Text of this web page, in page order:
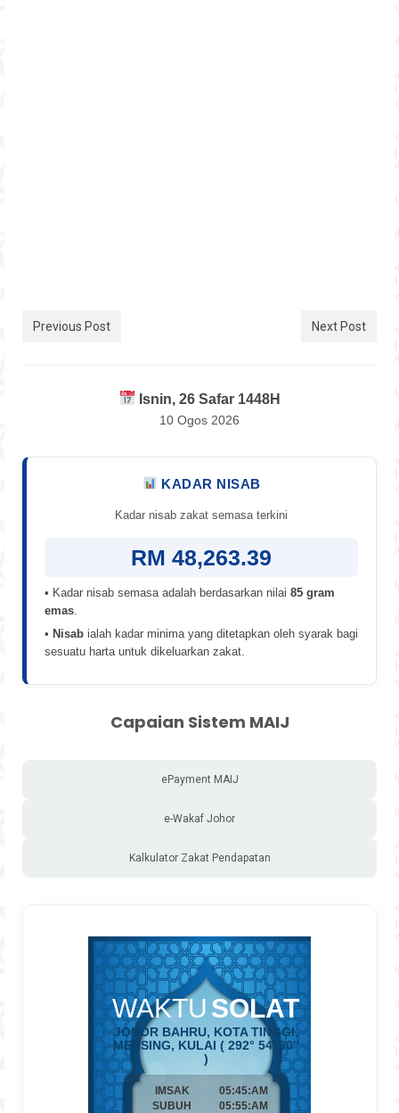
Previous Post Next Post
Isnin, 26 Safar 1448H
10 Ogos 2026
KADAR NISAB
Kadar nisab zakat semasa terkini
RM 48,263.39
• Kadar nisab semasa adalah berdasarkan nilai 85 gram
emas
• Nisab ialah kadar minima yang ditetapkan oleh syarak bagi
sesuatu harta untuk dikeluarkan zakat.
Capaian Sistem MAIJ
ePayment MAIJ
e-Wakaf Johor
Kalkulator Zakat Pendapatan